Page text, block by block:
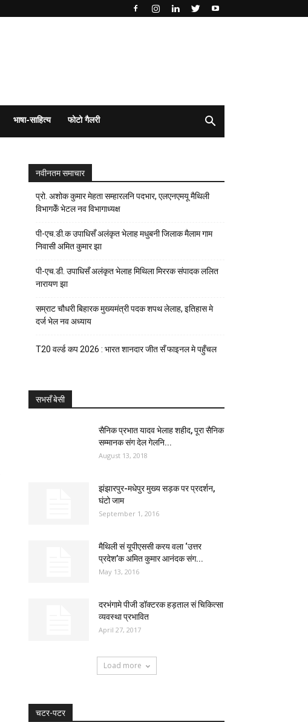
भाषा-साहित्य फोटो गैलरी
नवीनतम समाचार
प्रो. अशोक कुमार मेहता सम्हारलनि पदभार, एलएनएमयू मैथिली
विभागकेँ भेटल नव विभागाध्यक्ष
पी-एच.डी.क उपाधिसँ अलंकृत भेलाह मधुबनी जिलाक मैलाम गाम
निवासी अमित कुमार झा
पी-एच.डी. उपाधिसँ अलंकृत भेलाह मिथिला मिररक संपादक ललित
नारायण झा
सम्राट चौधरी बिहारक मुख्यमंत्री पदक शपथ लेलाह, इतिहास मे
दर्ज भेल नव अध्याय
T20 वर्ल्ड कप 2026 : भारत शानदार जीत सँ फाइनल मे पहुँचल
सभसँ बेसी
सैनिक प्रभात यादव भेलाह शहीद, पूरा सैनिक
सम्मानक संग देल गेलनि...
August 13, 2018
झंझारपुर-मधेपुर मुख्य सड़क पर प्रदर्शन,
घंटो जाम
September 1, 2016
मैथिली सं यूपीएससी करय वला ‘उत्तर
प्रदेश’क अमित कुमार आनंदक संग...
May 13, 2016
दरभंगामे पीजी डॉक्टरक हड़ताल सं चिकित्सा
व्यवस्था प्रभावित
April 27, 2017
Load more
चटर-पटर